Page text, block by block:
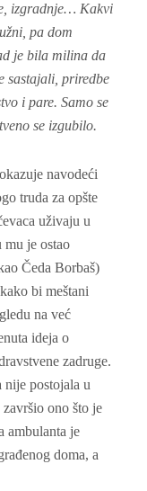
izgradnje… Kakvi
pa dom
je bila milina da
sastajali, priredbe
i pare. Samo se
se izgubilo.
navodeći
truda za opšte
uživaju u
mu je ostao
Čeda Borbaš)
bi meštani
na već
ideja o
zadruge.
postojala u
ono što je
ambulanta je
doma, a